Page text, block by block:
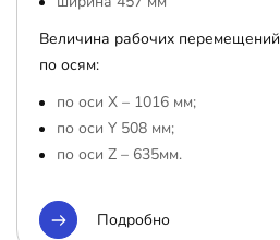
Величина рабочих перемещений
по осям:
по оси Х – 1016 мм;
по оси Y 508 мм;
по оси Z – 635мм.
Подробно